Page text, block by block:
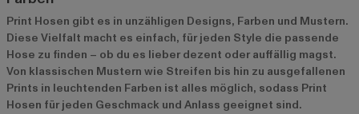
Print Hosen gibt es in unzähligen Designs, Farben und Mustern.
Diese Vielfalt macht es einfach, für jeden Style die passende
Hose zu finden – ob du es lieber dezent oder auffällig magst.
Von klassischen Mustern wie Streifen bis hin zu ausgefallenen
Prints in leuchtenden Farben ist alles möglich, sodass Print
Hosen für jeden Geschmack und Anlass geeignet sind.